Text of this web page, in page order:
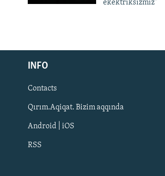
Русский
Українською
QOŞULIÑIZ!
ekektriksizmiz"
INFO
Contacts
Qırım.Aqiqat. Bizim aqqında
Android | iOS
RSS